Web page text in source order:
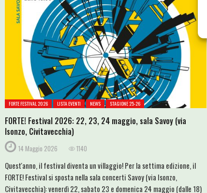
FORTE FESTIVAL 2026 LISTA EVENTI NEWS STAGIONE 25-26
FORTE! Festival 2026: 22, 23, 24 maggio, sala Savoy (via
Isonzo, Civitavecchia)
14 Maggio 2026 1140
Quest'anno, il festival diventa un villaggio! Per la settima edizione, il
FORTE! Festival si sposta nella sala concerti Savoy (via Isonzo,
Civitavecchia): venerdì 22, sabato 23 e domenica 24 maggio (dalle 18)